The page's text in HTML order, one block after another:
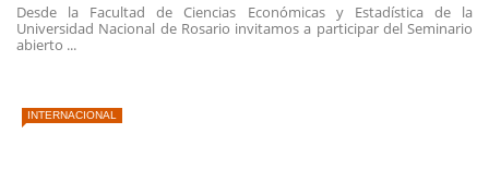
Desde la Facultad de Ciencias Económicas y Estadística de la
Universidad Nacional de Rosario invitamos a participar del Seminario
abierto ...
INTERNACIONAL